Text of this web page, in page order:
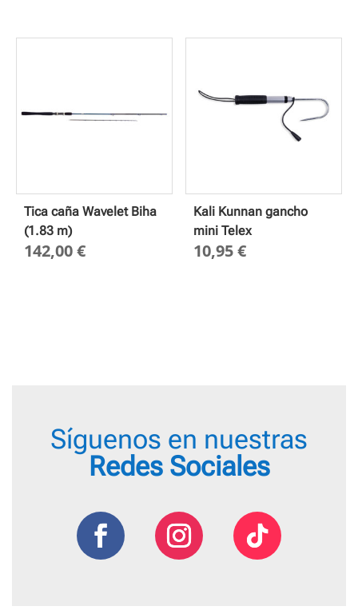
desde
109,95 €
67,00
Tica caña Wavelet Biha
(1.83 m)
142,00€
Kali Kunnan gancho
mini Telex
10,95€
Síguenos en nuestras
Redes Sociales